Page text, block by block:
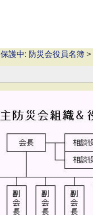
保護中: 防災会役員名簿 >